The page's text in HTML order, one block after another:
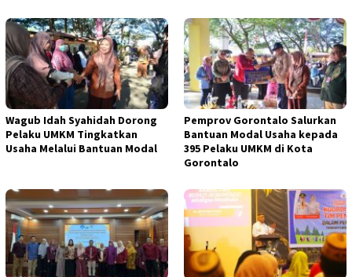
Wagub Idah Syahidah Dorong
Pelaku UMKM Tingkatkan
Usaha Melalui Bantuan Modal
Pemprov Gorontalo Salurkan
Bantuan Modal Usaha kepada
395 Pelaku UMKM di Kota
Gorontalo